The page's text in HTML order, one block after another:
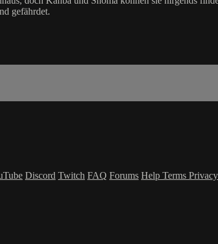
gefährdet.
Discord Twitch FAQ Forums Help Terms Privacy